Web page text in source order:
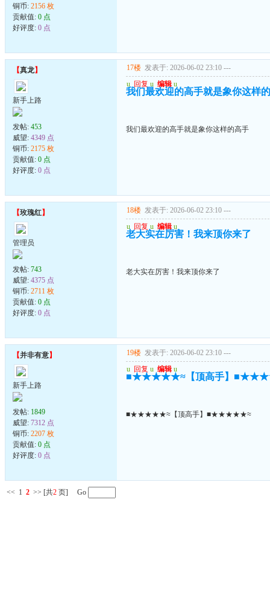
铜币: 2156 枚
贡献值: 0 点
好评度: 0 点
【真龙】
新手上路
发帖: 453
威望: 4349 点
铜币: 2175 枚
贡献值: 0 点
好评度: 0 点
17楼 发表于: 2026-06-02 23:10 ---
u 回复 u 编辑 u
我们最欢迎的高手就是象你这样
我们最欢迎的高手就是象你这样的高手
【玫瑰红】
管理员
发帖: 743
威望: 4375 点
铜币: 2711 枚
贡献值: 0 点
好评度: 0 点
18楼 发表于: 2026-06-02 23:10 ---
u 回复 u 编辑 u
老大实在厉害！我来顶你来了
老大实在厉害！我来顶你来了
【并非有意】
新手上路
发帖: 1849
威望: 7312 点
铜币: 2207 枚
贡献值: 0 点
好评度: 0 点
19楼 发表于: 2026-06-02 23:10 ---
u 回复 u 编辑 u
■★★★★★≈【顶高手】
■★★★★★≈【顶高手】■★★★★★≈
<< 1 2 >> [共2 页] Go